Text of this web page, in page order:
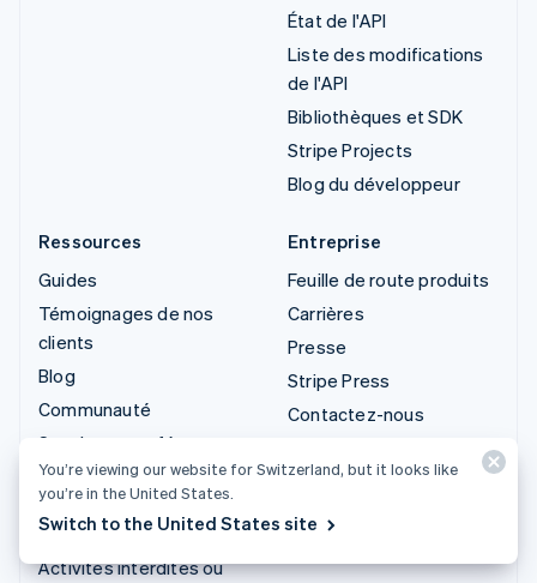
État de l'API
Liste des modifications
de l'API
Bibliothèques et SDK
Stripe Projects
Blog du développeur
Ressources
Guides
Témoignages de nos
clients
Blog
Communauté
Sessions : conférence
annuelle
Confidentialité et
conditions générales
Activités interdites ou
Entreprise
Feuille de route produits
Carrières
Presse
Stripe Press
Contactez-nous
You’re viewing our website for Switzerland, but it looks like
you’re in the United States.
Switch to the United States site